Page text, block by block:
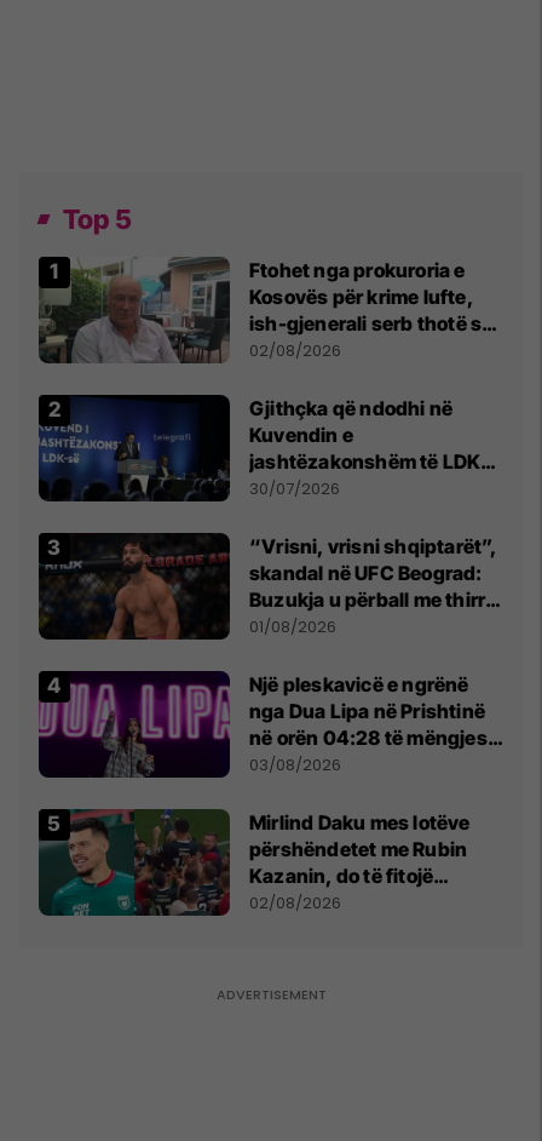
Top 5
Ftohet nga prokuroria e
Kosovës për krime lufte,
ish-gjenerali serb thotë se
dikush e tradhtoi në
02/08/2026
Gjithçka që ndodhi në
Kuvendin e
jashtëzakonshëm të LDK-
së
30/07/2026
“Vrisni, vrisni shqiptarët”,
skandal në UFC Beograd:
Buzukja u përball me thirrje
anti-shqiptare nga
01/08/2026
Një pleskavicë e ngrënë
nga Dua Lipa në Prishtinë
në orën 04:28 të mëngjesit
- dhe bota digjitale serbe
03/08/2026
Mirlind Daku mes lotëve
përshëndetet me Rubin
Kazanin, do të fitojë
miliona te Spartak Moska
02/08/2026